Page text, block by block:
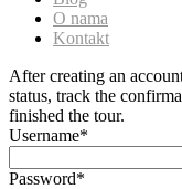
O nama
Kontakt
After creating an
status, track the
finished the tour.
Username*
Password*